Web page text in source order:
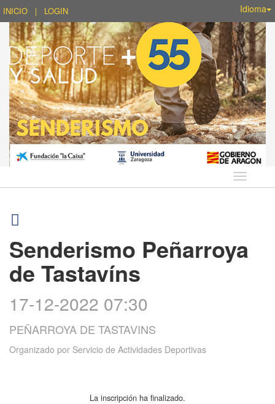
INICIO | LOGIN Idioma
Idioma
Senderismo Peñarroya
de Tastavíns
17-12-2022 07:30
PEÑARROYA DE TASTAVINS
Organizado por Servicio de Actividades Deportivas
La inscripción ha finalizado.